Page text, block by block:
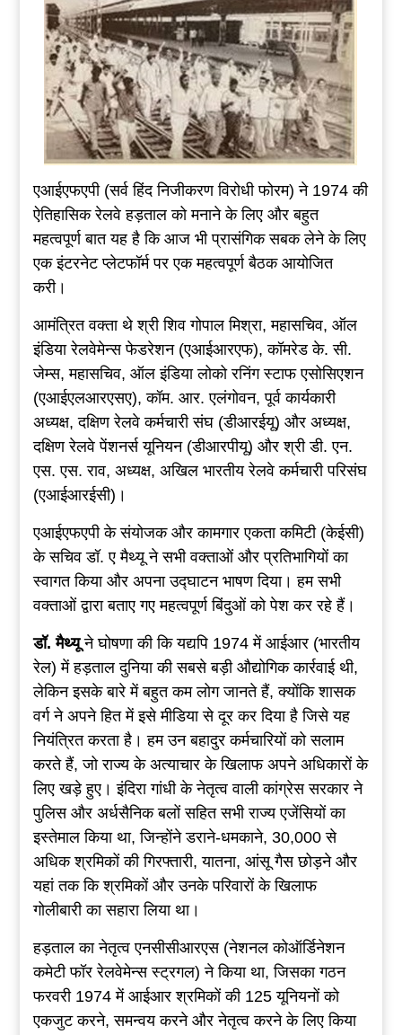
एआईएफएपी (सर्व हिंद निजीकरण विरोधी फोरम) ने 1974 की
ऐतिहासिक रेलवे हड़ताल को मनाने के लिए और बहुत
महत्वपूर्ण बात यह है कि आज भी प्रासंगिक सबक लेने के लिए
एक इंटरनेट प्लेटफॉर्म पर एक महत्वपूर्ण बैठक आयोजित
करी।
आमंत्रित वक्ता थे श्री शिव गोपाल मिश्रा, महासचिव, ऑल
इंडिया रेलवेमेन्स फेडरेशन (एआईआरएफ), कॉमरेड के. सी.
जेम्स, महासचिव, ऑल इंडिया लोको रनिंग स्टाफ एसोसिएशन
(एआईएलआरएसए), कॉम. आर. एलंगोवन, पूर्व कार्यकारी
अध्यक्ष, दक्षिण रेलवे कर्मचारी संघ (डीआरईयू) और अध्यक्ष,
दक्षिण रेलवे पेंशनर्स यूनियन (डीआरपीयू) और श्री डी. एन.
एस. एस. राव, अध्यक्ष, अखिल भारतीय रेलवे कर्मचारी परिसंघ
(एआईआरईसी)।
एआईएफएपी के संयोजक और कामगार एकता कमिटी (केईसी)
के सचिव डॉ. ए मैथ्यू ने सभी वक्ताओं और प्रतिभागियों का
स्वागत किया और अपना उद्घाटन भाषण दिया। हम सभी
वक्ताओं द्वारा बताए गए महत्वपूर्ण बिंदुओं को पेश कर रहे हैं।
डॉ. मैथ्यूने घोषणा की कि यद्यपि 1974 में आईआर (भारतीय
रेल) में हड़ताल दुनिया की सबसे बड़ी औद्योगिक कार्रवाई थी,
लेकिन इसके बारे में बहुत कम लोग जानते हैं, क्योंकि शासक
वर्ग ने अपने हित में इसे मीडिया से दूर कर दिया है जिसे यह
नियंत्रित करता है। हम उन बहादुर कर्मचारियों को सलाम
करते हैं, जो राज्य के अत्याचार के खिलाफ अपने अधिकारों के
लिए खड़े हुए। इंदिरा गांधी के नेतृत्व वाली कांग्रेस सरकार ने
पुलिस और अर्धसैनिक बलों सहित सभी राज्य एजेंसियों का
इस्तेमाल किया था, जिन्होंने डराने-धमकाने, 30,000 से
अधिक श्रमिकों की गिरफ्तारी, यातना, आंसू गैस छोड़ने और
यहां तक कि श्रमिकों और उनके परिवारों के खिलाफ
गोलीबारी का सहारा लिया था।
हड़ताल का नेतृत्व एनसीसीआरएस (नेशनल कोऑर्डिनेशन
कमेटी फॉर रेलवेमेन्स स्ट्रगल) ने किया था, जिसका गठन
फरवरी 1974 में आईआर श्रमिकों की 125 यूनियनों को
एकजुट करने, समन्वय करने और नेतृत्व करने के लिए किया